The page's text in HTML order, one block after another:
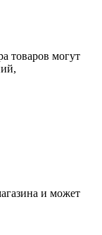
товаров могут
и может